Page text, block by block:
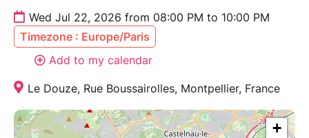
Wed Jul 22, 2026 from 08:00 PM to 10:00 PM
Timezone : Europe/Paris
Add to my calendar
Le Douze, Rue Boussairolles, Montpellier, France
+